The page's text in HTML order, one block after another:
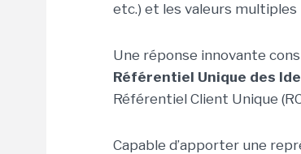
etc.) et les valeurs multiples
Une réponse innovante
Référentiel Unique des
Référentiel Client Unique
Capable d’apporter une